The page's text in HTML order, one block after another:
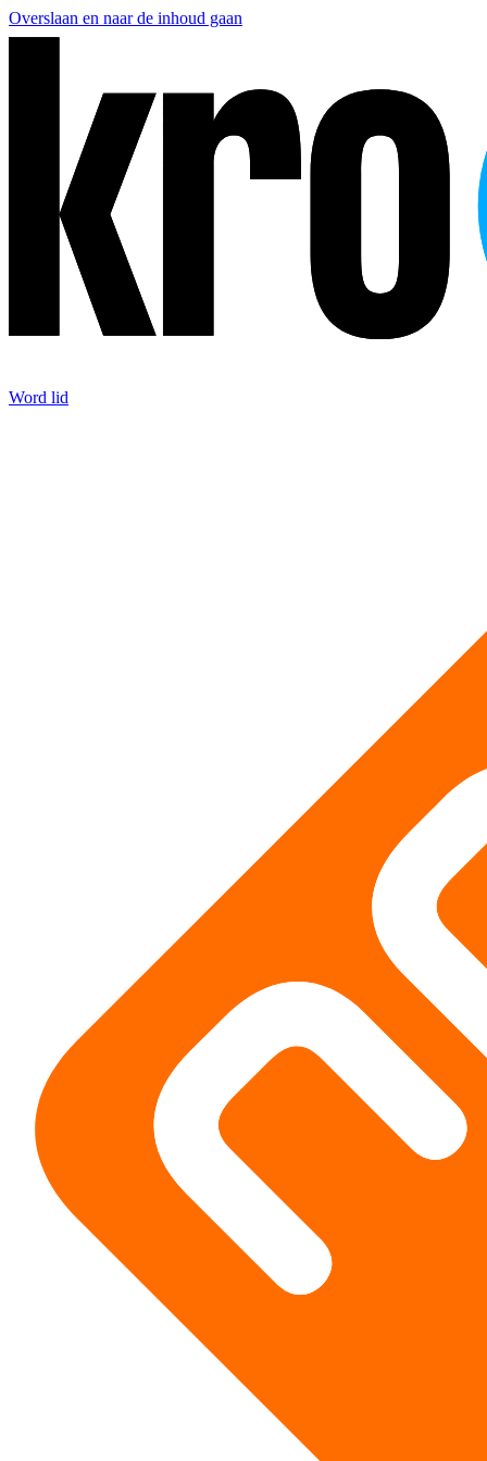
Overslaan en naar de inhoud gaan
Word lid